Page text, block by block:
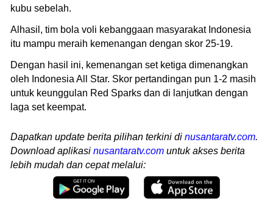
kubu sebelah.
Alhasil, tim bola voli kebanggaan masyarakat Indonesia
itu mampu meraih kemenangan dengan skor 25-19.
Dengan hasil ini, kemenangan set ketiga dimenangkan
oleh Indonesia All Star. Skor pertandingan pun 1-2 masih
untuk keunggulan Red Sparks dan di lanjutkan dengan
laga set keempat.
Dapatkan update berita pilihan terkini di nusantaratv.com.
Download aplikasi nusantaratv.com untuk akses berita
lebih mudah dan cepat melalui: